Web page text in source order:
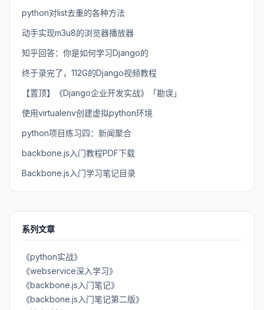
python对list去重的各种方法
动手实现m3u8的浏览器播放器
知乎回答：你是如何学习Django的
终于录完了，112G的Django视频教程
【置顶】《Django企业开发实战》「勘误」
使用virtualenv创建虚拟python环境
python项目练习四：新闻聚合
backbone.js入门教程PDF下载
Backbone.js入门学习笔记目录
系列文章
《python实战》
《webservice深入学习》
《backbone.js入门笔记》
《backbone.js入门笔记第二版》